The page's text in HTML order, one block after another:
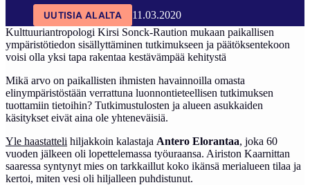
UUTISIA ALALTA
11.03.2020
Kulttuuriantropologi Kirsi Sonck-Raution mukaan paikallisen
ympäristötiedon sisällyttäminen tutkimukseen ja päätöksentekoon
voisi olla yksi tapa rakentaa kestävämpää kehitystä
Mikä arvo on paikallisten ihmisten havainnoilla omasta
elinympäristöstään verrattuna luonnontieteellisen tutkimuksen
tuottamiin tietoihin? Tutkimustulosten ja alueen asukkaiden
käsitykset eivät aina ole yhteneväisiä.
Yle haastatteli hiljakkoin kalastaja Antero Elorantaa, joka 60
vuoden jälkeen oli lopettelemassa työuraansa. Airiston Kaarnittan
saaressa syntynyt mies on tarkkaillut koko ikänsä merialueen tilaa ja
kertoi, miten vesi oli hiljalleen puhdistunut.